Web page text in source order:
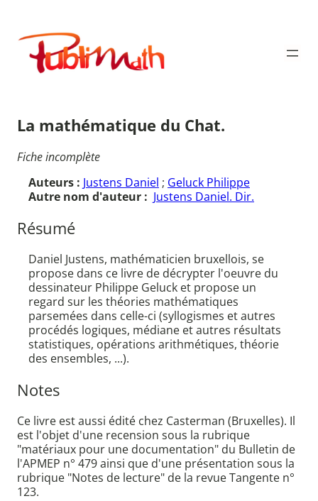
contenu
Publimath
La mathématique du Chat.
Fiche incomplète
Auteurs : Justens Daniel ; Geluck Philippe
Autre nom d'auteur : Justens Daniel. Dir.
Résumé
Daniel Justens, mathématicien bruxellois, se
propose dans ce livre de décrypter l'oeuvre du
dessinateur Philippe Geluck et propose un
regard sur les théories mathématiques
parsemées dans celle-ci (syllogismes et autres
procédés logiques, médiane et autres résultats
statistiques, opérations arithmétiques, théorie
des ensembles, ...).
Notes
Ce livre est aussi édité chez Casterman (Bruxelles). Il
est l'objet d'une recension sous la rubrique
"matériaux pour une documentation" du Bulletin de
l'APMEP n° 479 ainsi que d'une présentation sous la
rubrique "Notes de lecture" de la revue Tangente n°
123.